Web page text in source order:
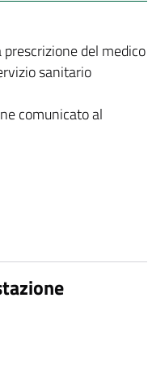
del medico
sanitario
comunicato al